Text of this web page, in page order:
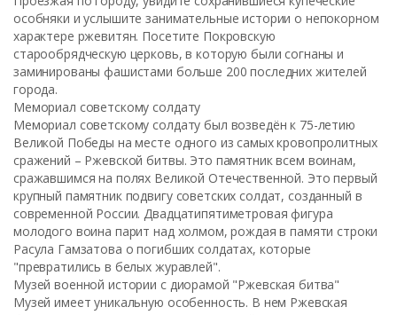
особняки и услышите занимательные истории о непокорном
характере ржевитян. Посетите Покровскую
старообрядческую церковь, в которую были согнаны и
заминированы фашистами больше 200 последних жителей
города.
Мемориал советскому солдату
Мемориал советскому солдату был возведён к 75-летию
Великой Победы на месте одного из самых кровопролитных
сражений – Ржевской битвы. Это памятник всем воинам,
сражавшимся на полях Великой Отечественной. Это первый
крупный памятник подвигу советских солдат, созданный в
современной России. Двадцатипятиметровая фигура
молодого воина парит над холмом, рождая в памяти строки
Расула Гамзатова о погибших солдатах, которые
"превратились в белых журавлей".
Музей военной истории с диорамой "Ржевская битва"
Музей имеет уникальную особенность. В нем Ржевская